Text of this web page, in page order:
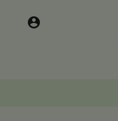
account_circle